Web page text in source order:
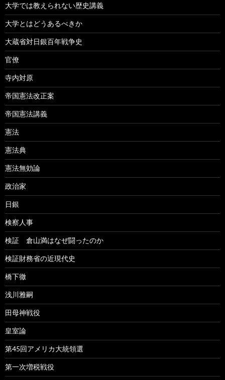
大学では教えられない歴史講義
大学とはどうあるべきか
大蔵省対日銀百年戦争史
官僚
寺内対原
帝国憲法改正案
帝国憲法講義
憲法
憲法典
憲法無効論
政治家
日銀
検察人事
検証 倉山満はなぜ闘ったのか
検証財務省の近現代史
橋下徹
浅川雅嗣
田母神戦役
皇室論
第45回アメリカ大統領選
第一次増税戦役